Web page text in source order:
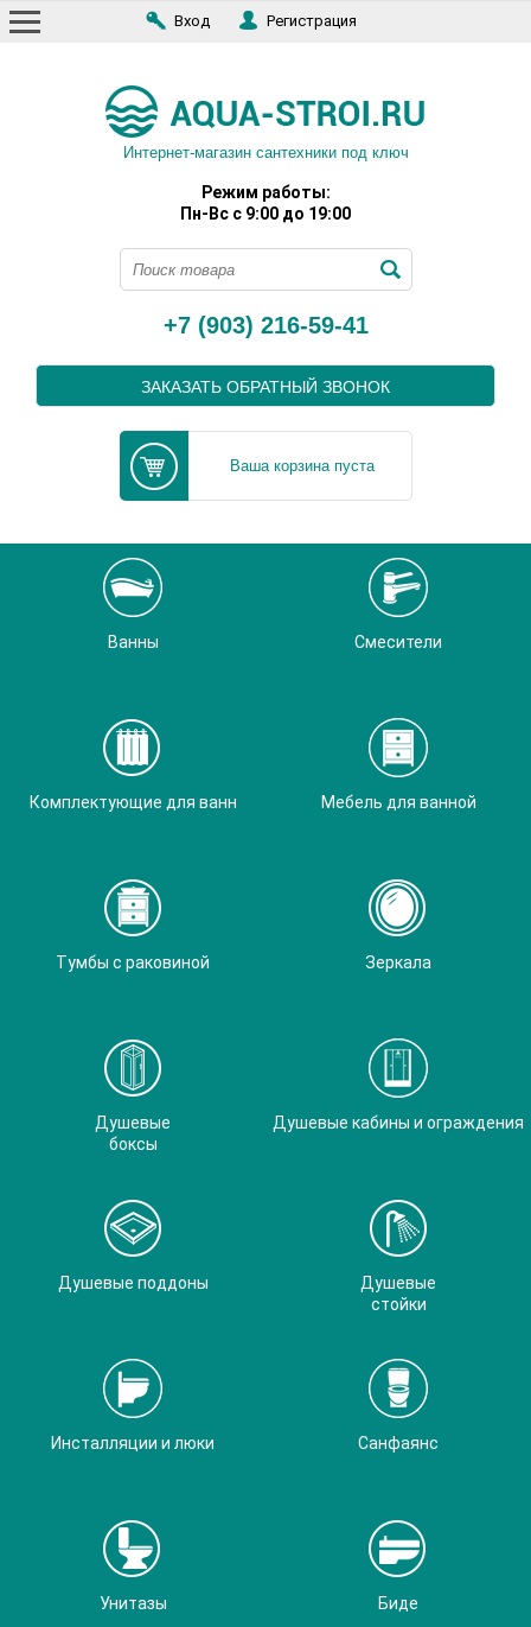
Вход Регистрация
Интернет-магазин сантехники под ключ
Режим работы:
Пн-Вс с 9:00 до 19:00
+7 (903) 216-59-41
ЗАКАЗАТЬ ОБРАТНЫЙ ЗВОНОК
Ваша корзина пуста
Ванны Смесители
Комплектующие для ванн Мебель для ванной
Тумбы с раковиной Зеркала
Душевые
боксы
Душевые кабины и ограждения
Душевые поддоны
Душевые
стойки
Инсталляции и люки Санфаянс
Унитазы Биде